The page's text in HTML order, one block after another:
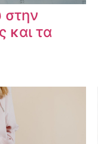
στην
και τα